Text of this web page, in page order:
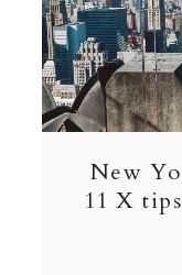
New
11 X